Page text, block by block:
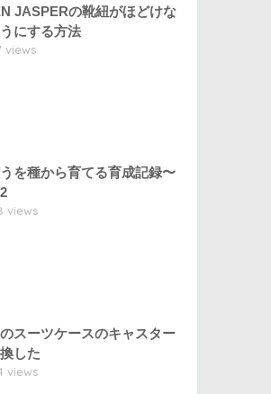
JASPERの靴紐がほどけな
にする方法
views
を種から育てる育成記録〜
views
スーツケースのキャスター
した
views